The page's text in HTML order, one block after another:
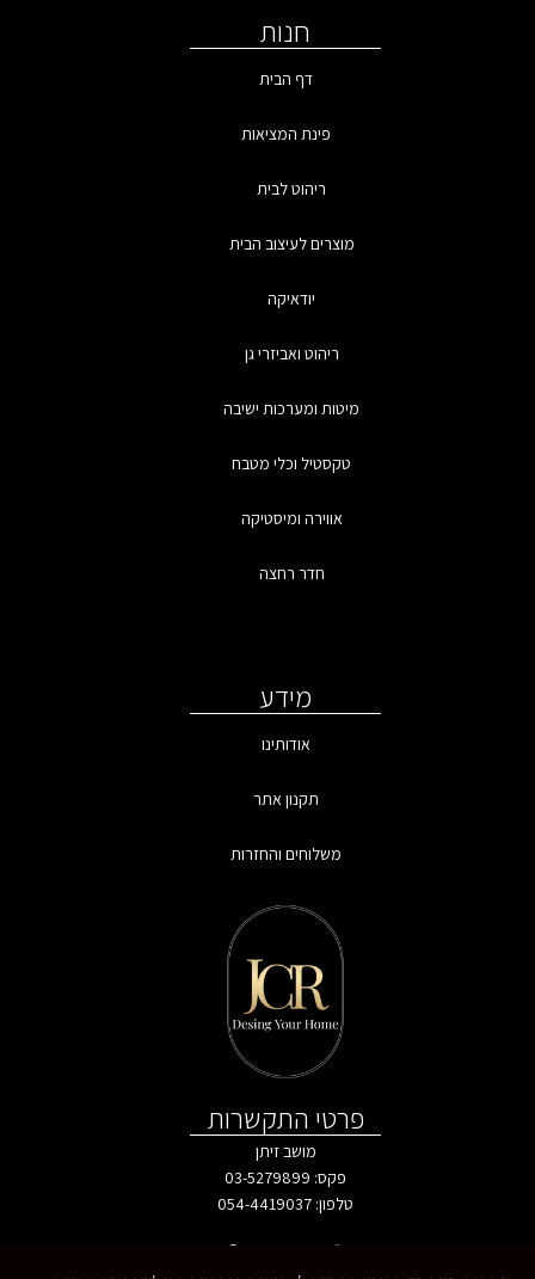
חנות
דף הבית
פינת המציאות
ריהוט לבית
מוצרים לעיצוב הבית
יודאיקה
ריהוט ואביזרי גן
מיטות ומערכות ישיבה
טקסטיל וכלי מטבח
אווירה ומיסטיקה
חדר רחצה
מידע
אודותינו
תקנון אתר
משלוחים והחזרות
פרטי התקשרות
מושב זיתן
פקס: 03-5279899
טלפון: 054-4419037